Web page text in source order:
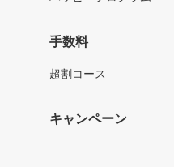
手数料
超割コース
キャンペーン